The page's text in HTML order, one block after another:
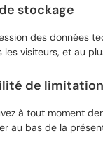
stockage
des données
les visiteurs, et au
de
à tout moment
au bas de la